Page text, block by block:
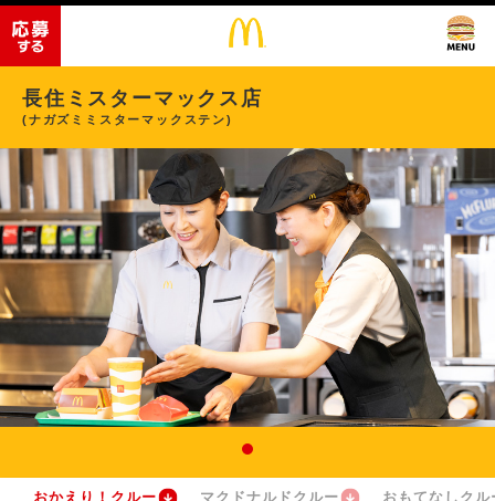
長住ミスターマックス店
(ナガズミミスターマックステン)
おかえり！クルー マクドナルドクルー おもてなしクル